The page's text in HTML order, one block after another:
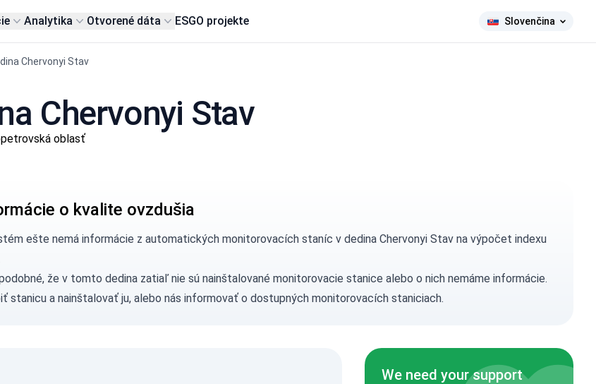
Analytika Otvorené dáta ESGO projekte Slovenčina
Chervonyi Stav
Chervonyi Stav
oblasť
o kvalite ovzdušia
ešte nemá informácie z automatických monitorovacích staníc v dedina Chervonyi Stav na výpočet indexu
že v tomto dedina zatiaľ nie sú nainštalované monitorovacie stanice alebo o nich nemáme informácie.
stanicua nainštalovať ju, alebo nás informovaťo dostupných monitorovacích staniciach.
We need your support